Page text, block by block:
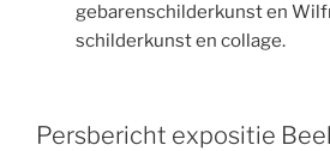
gebarenschilderkunst en
schilderkunst en collage.
Persbericht expositie